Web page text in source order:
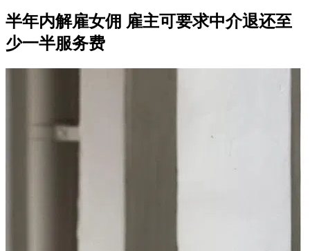
半年内解雇女佣 雇主可要求中介退还至
少一半服务费